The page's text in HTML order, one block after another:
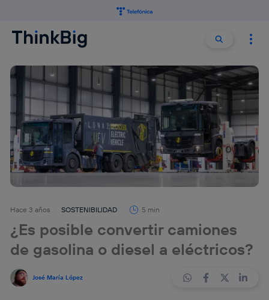
Buscar
Hace 3 años SOSTENIBILIDAD 5 min
¿Es posible convertir camiones
de gasolina o diesel a eléctricos?
José María López